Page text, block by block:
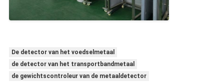
De detector van het voedselmetaal
de detector van het transportbandmetaal
de gewichtscontroleur van de metaaldetector